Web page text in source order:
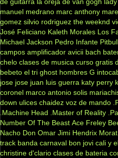
manuel medrano marc anthony
gomez silvio rodriguez the weeknd
José Feliciano Kaleth Morales Los
Michael Jackson Pedro Infante
campos amplificador avicii bach
chelo clases de musica curso gratis
bebeto el tri ghost hombres G
jose jose juan luis guerra katy perry
coronel marco antonio solis
down ulices chaidez voz de mando
.Machine Head
.Master of Reality
Number Of The Beast Ace Freley
Nacho Don Omar Jimi Hendrix Morat
track banda carnaval bon jovi cali y
christine d'clario clases de bateria